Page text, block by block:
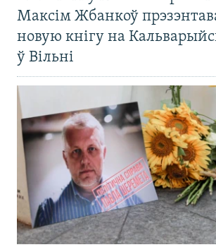
Максім Жбанкоў
новую кнігу на
ў Вільні